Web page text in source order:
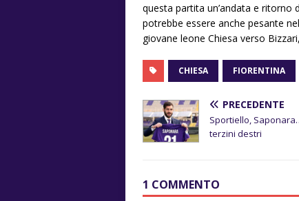
questa partita un’andata e ritorno
potrebbe essere anche pesante
giovane leone Chiesa verso
CHIESA FIORENTINA
PRECEDENTE
Sportiello,
terzini destri
1 COMMENTO